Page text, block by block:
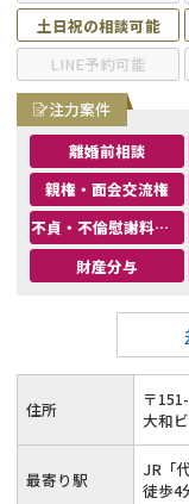
土日祝の相談可能
LINE予約可能
注力案件
離婚前相談
親権・面会交流権
不貞・不倫慰謝料請求
財産分与
住所 〒151-
大和
最寄り駅
JR「
徒歩4